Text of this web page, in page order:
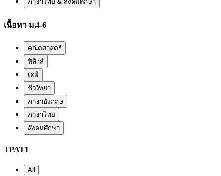
ภาษาไทย & สังคมศึกษา
เนื้อหา ม.4-6
คณิตศาสตร์
ฟิสิกส์
เคมี
ชีววิทยา
ภาษาอังกฤษ
ภาษาไทย
สังคมศึกษา
TPAT1
All